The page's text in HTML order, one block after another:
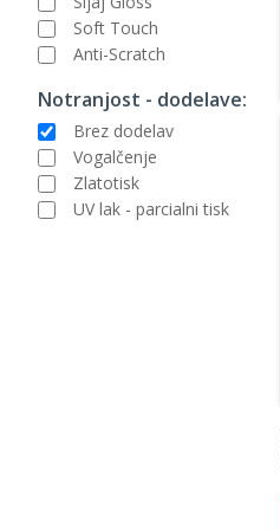
Soft Touch
Anti-Scratch
Notranjost - dodelave:
Brez dodelav
Vogalčenje
Zlatotisk
UV lak - parcialni tisk